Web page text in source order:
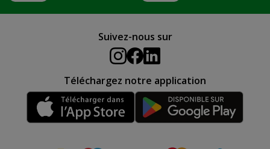
Suivez-nous sur
Téléchargez notre application